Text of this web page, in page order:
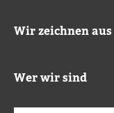
Wir zeichnen aus
Wer wir sind